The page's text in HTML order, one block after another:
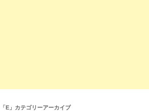
「E 」カテゴリーアーカイブ